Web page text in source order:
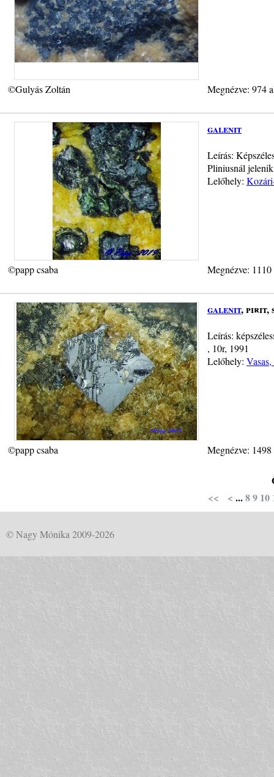
©Gulyás Zoltán Megnézve: 974
galenit
Leírás:
Pliniusnál
Lelőhely:
©papp csaba Megnézve:
galenit, pirit,
Leírás:
, 10r, 1991
Lelőhely:
©papp csaba Megnézve:
<<
< ...89 10
© Nagy Mónika 2009-2026